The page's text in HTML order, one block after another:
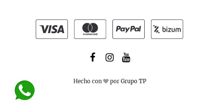
Hecho con por Grupo TP